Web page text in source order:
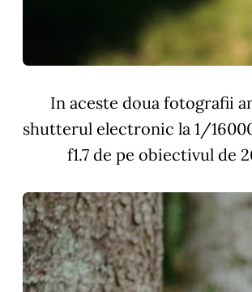
In aceste doua fotografii
shutterul electronic la 1/
f1.7 de pe obiectivul de